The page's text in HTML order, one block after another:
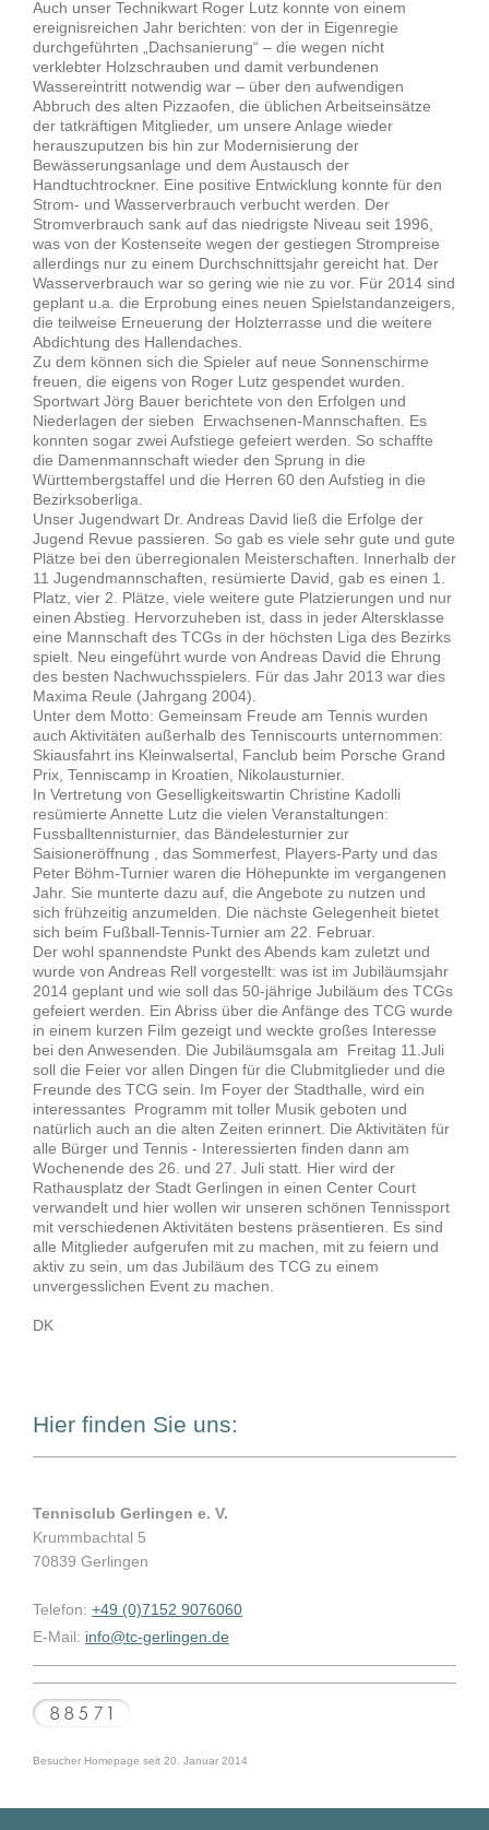
Auch unser Technikwart Roger Lutz konnte von einem
ereignisreichen Jahr berichten: von der in Eigenregie
durchgeführten „Dachsanierung“ – die wegen nicht
verklebter Holzschrauben und damit verbundenen
Wassereintritt notwendig war – über den aufwendigen
Abbruch des alten Pizzaofen, die üblichen Arbeitseinsätze
der tatkräftigen Mitglieder, um unsere Anlage wieder
herauszuputzen bis hin zur Modernisierung der
Bewässerungsanlage und dem Austausch der
Handtuchtrockner. Eine positive Entwicklung konnte für den
Strom- und Wasserverbrauch verbucht werden. Der
Stromverbrauch sank auf das niedrigste Niveau seit 1996,
was von der Kostenseite wegen der gestiegen Strompreise
allerdings nur zu einem Durchschnittsjahr gereicht hat. Der
Wasserverbrauch war so gering wie nie zu vor. Für 2014 sind
geplant u.a. die Erprobung eines neuen Spielstandanzeigers,
die teilweise Erneuerung der Holzterrasse und die weitere
Abdichtung des Hallendaches.
Zu dem können sich die Spieler auf neue Sonnenschirme
freuen, die eigens von Roger Lutz gespendet wurden.
Sportwart Jörg Bauer berichtete von den Erfolgen und
Niederlagen der sieben Erwachsenen-Mannschaften. Es
konnten sogar zwei Aufstiege gefeiert werden. So schaffte
die Damenmannschaft wieder den Sprung in die
Württembergstaffel und die Herren 60 den Aufstieg in die
Bezirksoberliga.
Unser Jugendwart Dr. Andreas David ließ die Erfolge der
Jugend Revue passieren. So gab es viele sehr gute und gute
Plätze bei den überregionalen Meisterschaften. Innerhalb der
11 Jugendmannschaften, resümierte David, gab es einen 1.
Platz, vier 2. Plätze, viele weitere gute Platzierungen und nur
einen Abstieg. Hervorzuheben ist, dass in jeder Altersklasse
eine Mannschaft des TCGs in der höchsten Liga des Bezirks
spielt. Neu eingeführt wurde von Andreas David die Ehrung
des besten Nachwuchsspielers. Für das Jahr 2013 war dies
Maxima Reule (Jahrgang 2004).
Unter dem Motto: Gemeinsam Freude am Tennis wurden
auch Aktivitäten außerhalb des Tenniscourts unternommen:
Skiausfahrt ins Kleinwalsertal, Fanclub beim Porsche Grand
Prix, Tenniscamp in Kroatien, Nikolausturnier.
In Vertretung von Geselligkeitswartin Christine Kadolli
resümierte Annette Lutz die vielen Veranstaltungen:
Fussballtennisturnier, das Bändelesturnier zur
Saisioneröffnung , das Sommerfest, Players-Party und das
Peter Böhm-Turnier waren die Höhepunkte im vergangenen
Jahr. Sie munterte dazu auf, die Angebote zu nutzen und
sich frühzeitig anzumelden. Die nächste Gelegenheit bietet
sich beim Fußball-Tennis-Turnier am 22. Februar.
Der wohl spannendste Punkt des Abends kam zuletzt und
wurde von Andreas Rell vorgestellt: was ist im Jubiläumsjahr
2014 geplant und wie soll das 50-jährige Jubiläum des TCGs
gefeiert werden. Ein Abriss über die Anfänge des TCG wurde
in einem kurzen Film gezeigt und weckte großes Interesse
bei den Anwesenden. Die Jubiläumsgala am Freitag 11.Juli
soll die Feier vor allen Dingen für die Clubmitglieder und die
Freunde des TCG sein. Im Foyer der Stadthalle, wird ein
interessantes Programm mit toller Musik geboten und
natürlich auch an die alten Zeiten erinnert. Die Aktivitäten für
alle Bürger und Tennis - Interessierten finden dann am
Wochenende des 26. und 27. Juli statt. Hier wird der
Rathausplatz der Stadt Gerlingen in einen Center Court
verwandelt und hier wollen wir unseren schönen Tennissport
mit verschiedenen Aktivitäten bestens präsentieren. Es sind
alle Mitglieder aufgerufen mit zu machen, mit zu feiern und
aktiv zu sein, um das Jubiläum des TCG zu einem
unvergesslichen Event zu machen.
DK
Hier finden Sie uns:
Tennisclub Gerlingen e. V.
Krummbachtal 5
70839 Gerlingen
Telefon: +49 (0)7152 9076060
E-Mail: info@tc-gerlingen.de
Besucher Homepage seit 20. Januar 2014